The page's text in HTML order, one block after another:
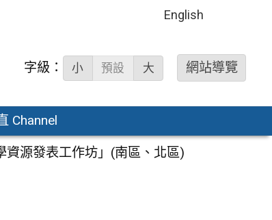
English
字級： 小 預設 大 網站導覽
Channel
源發表工作坊」(南區、北區)